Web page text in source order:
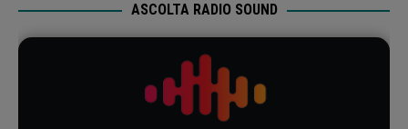
ASCOLTA RADIO SOUND